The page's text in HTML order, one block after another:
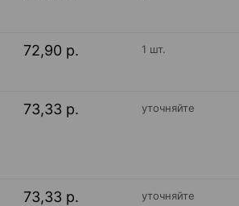
72,90 р. 1 шт.
73,33 р. уточняйте
73,33 р. уточняйте